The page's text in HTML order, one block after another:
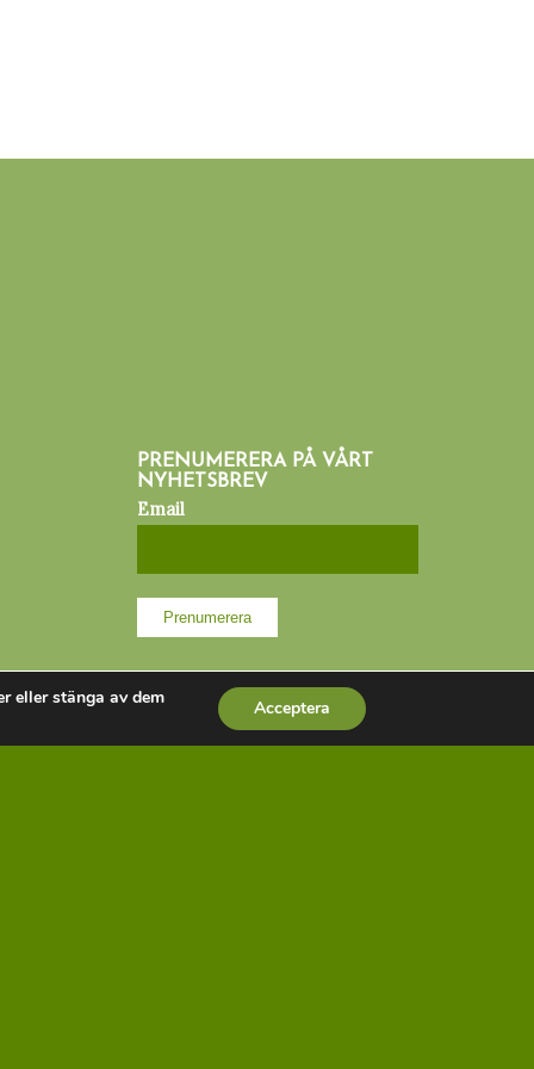
PRENUMERERA PÅ VÅRT
NYHETSBREV
Email
eller stänga av dem Acceptera